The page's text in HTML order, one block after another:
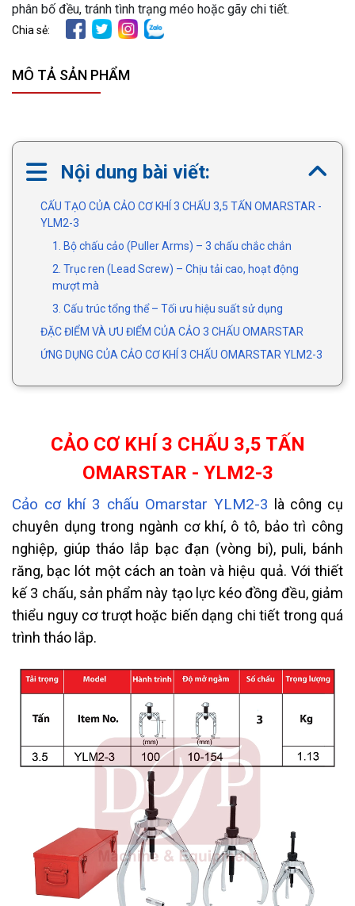
phân bố đều, tránh tình trạng méo hoặc gãy chi tiết.
Chia sẻ:
MÔ TẢ SẢN PHẨM
Nội dung bài viết:
CẤU TẠO CỦA CẢO CƠ KHÍ 3 CHẤU 3,5 TẤN OMARSTAR -
YLM2-3
1. Bộ chấu cảo (Puller Arms) – 3 chấu chắc chắn
2. Trục ren (Lead Screw) – Chịu tải cao, hoạt động
mượt mà
3. Cấu trúc tổng thể – Tối ưu hiệu suất sử dụng
ĐẶC ĐIỂM VÀ ƯU ĐIỂM CỦA CẢO 3 CHẤU OMARSTAR
ỨNG DỤNG CỦA CẢO CƠ KHÍ 3 CHẤU OMARSTAR YLM2-3
CẢO CƠ KHÍ 3 CHẤU 3,5 TẤN
OMARSTAR - YLM2-3
Cảo cơ khí 3 chấu Omarstar YLM2-3 là công cụ
chuyên dụng trong ngành cơ khí, ô tô, bảo trì công
nghiệp, giúp tháo lắp bạc đạn (vòng bi), puli, bánh
răng, bạc lót một cách an toàn và hiệu quả. Với thiết
kế 3 chấu, sản phẩm này tạo lực kéo đồng đều, giảm
thiểu nguy cơ trượt hoặc biến dạng chi tiết trong quá
trình tháo lắp.